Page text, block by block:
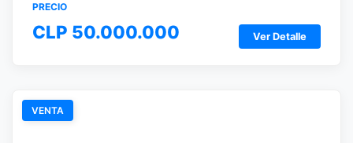
PRECIO
CLP 50.000.000 Ver Detalle
VENTA